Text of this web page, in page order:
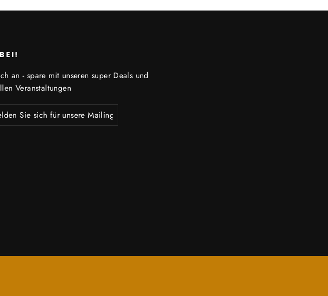
an - spare mit unseren super Deals und
Veranstaltungen